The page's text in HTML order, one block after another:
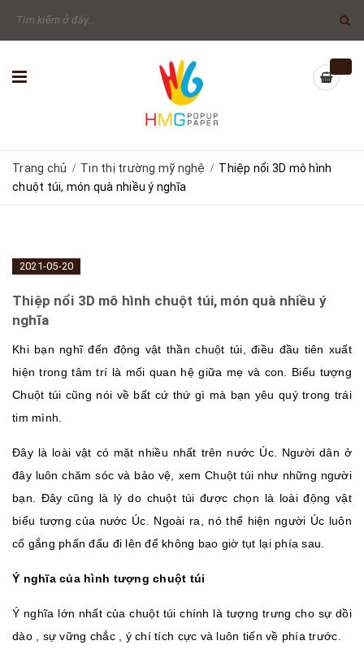
Trang chủ / Tin thị trường mỹ nghệ / Thiệp nổi 3D mô hình
chuột túi, món quà nhiều ý nghĩa
2021-05-20
Thiệp nổi 3D mô hình chuột túi, món quà nhiều ý
nghĩa
Khi bạn nghĩ đến động vật thần chuột túi, điều đầu tiên xuất
hiện trong tâm trí là mối quan hệ giữa mẹ và con. Biểu tượng
Chuột túi cũng nói về bất cứ thứ gì mà bạn yêu quý trong trái
tim mình.
Đây là loài vật có mặt nhiều nhất trên nước Úc. Người dân ở
đây luôn chăm sóc và bảo vệ, xem Chuột túi như những người
bạn. Đây cũng là lý do chuột túi được chọn là loài động vật
biểu tượng của nước Úc. Ngoài ra, nó thể hiện người Úc luôn
cố gắng phấn đấu đi lên để không bao giờ tụt lại phía sau.
Ý nghĩa của hình tượng chuột túi
Ý nghĩa lớn nhất của chuột túi chính là tượng trưng cho sự dồi
dào , sự vững chắc , ý chí tích cực và luôn tiến về phía trước.